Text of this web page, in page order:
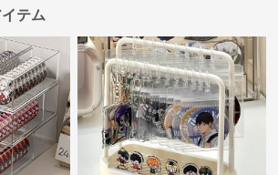
テム